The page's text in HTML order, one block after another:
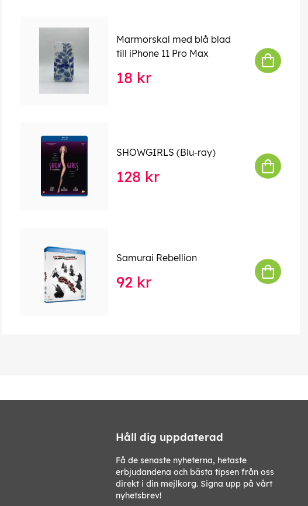
Marmorskal med blå blad
till iPhone 11 Pro Max
18 kr
SHOWGIRLS (Blu-ray)
128 kr
Samurai Rebellion
92 kr
Håll dig uppdaterad
Få de senaste nyheterna, hetaste
erbjudandena och bästa tipsen från oss
direkt i din mejlkorg. Signa upp på vårt
nyhetsbrev!